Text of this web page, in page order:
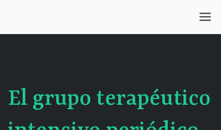
contenido
Centro Kesselman
El grupo terapéutico